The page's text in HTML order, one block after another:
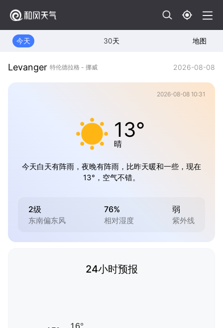
今天 30天 地图
Levanger 特伦德拉格 - 挪威 2026-08-08
2026-08-08 10:31
13°
晴
今天白天有阵雨，夜晚有阵雨，比昨天暖和一些，现在
13°，空气不错。
2级
东南偏东风
76%
相对湿度
弱
紫外线
24小时预报